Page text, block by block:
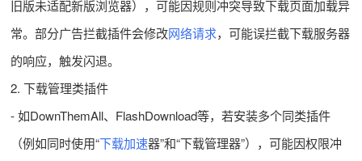
旧版未适配新版浏览器），可能因规则冲突导致下载页面加载异
常。部分广告拦截插件会修改网络请求，可能误拦截下载服务器
的响应，触发闪退。
2. 下载管理类插件
- 如DownThemAll、FlashDownload等，若安装多个同类插件
（例如同时使用“下载加速器”和“下载管理器”），可能因权限冲